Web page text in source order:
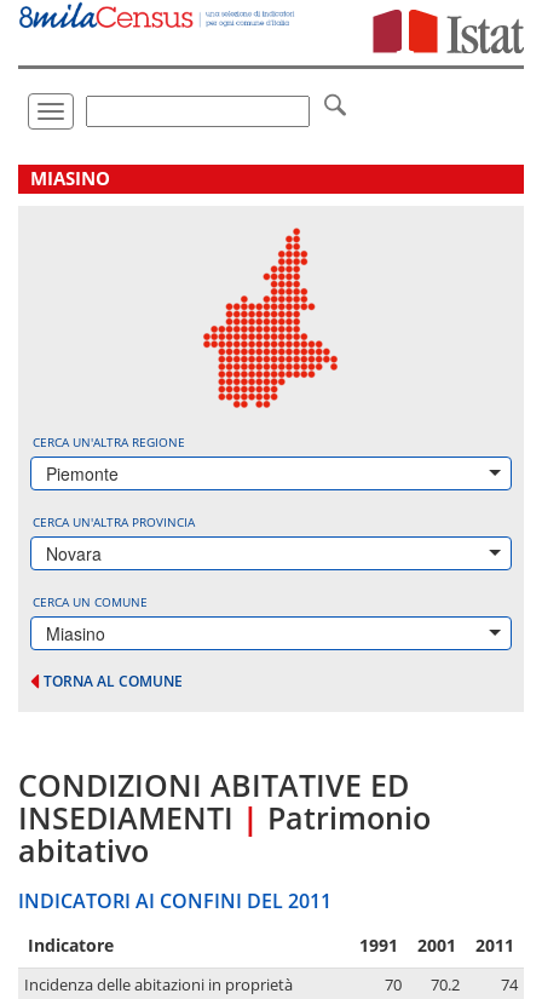
Vai
direttamente
Toggle
navigation
.
MIASINO
CERCA UN'ALTRA REGIONE
Piemonte
CERCA UN'ALTRA PROVINCIA
Novara
CERCA UN COMUNE
Miasino
TORNA AL COMUNE
CONDIZIONI ABITATIVE ED
INSEDIAMENTI | Patrimonio
abitativo
INDICATORI AI CONFINI DEL 2011
Indicatore 1991 2001 2011
Incidenza delle abitazioni in proprietà 70 70.2
74